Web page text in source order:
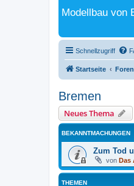
Modellbau von
Schnellzugriff
Startseite
Bremen
Neues Thema
BEKANNTMACHUNGEN
Zum Tod
von Das
THEMEN